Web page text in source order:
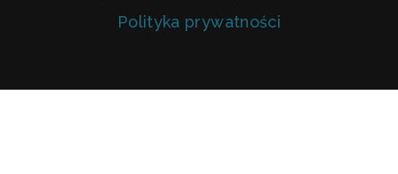
Polityka prywatności